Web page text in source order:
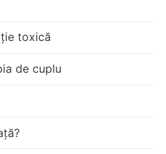
toxică
de cuplu